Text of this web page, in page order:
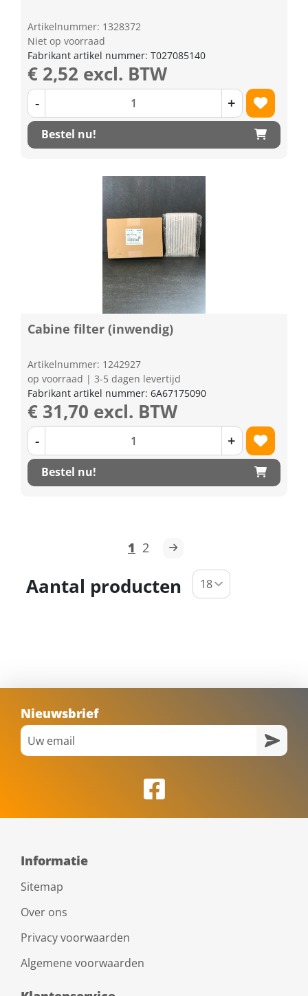
Artikelnummer: 1328372
Niet op voorraad
Fabrikant artikel nummer: T027085140
€ 2,52 excl. BTW
- +
Bestel nu!
Cabine filter (inwendig)
Artikelnummer: 1242927
op voorraad | 3-5 dagen levertijd
Fabrikant artikel nummer: 6A67175090
€ 31,70 excl. BTW
- +
Bestel nu!
1 2
Aantal producten
Nieuwsbrief
Informatie
Sitemap
Over ons
Privacy voorwaarden
Algemene voorwaarden